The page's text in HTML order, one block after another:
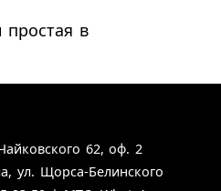
в
62,оф. 2
ул. Щорса-Белинского